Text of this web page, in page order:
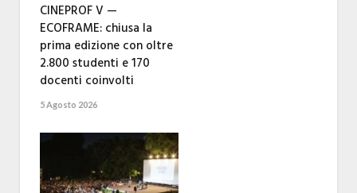
CINEPROF V —
ECOFRAME: chiusa la
prima edizione con oltre
2.800 studenti e 170
docenti coinvolti
5 Agosto 2026